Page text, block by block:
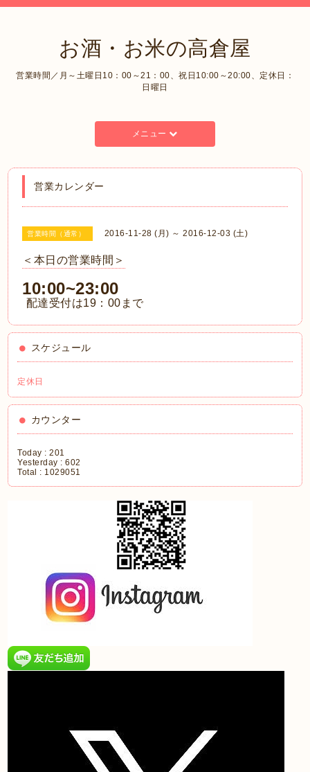
お酒・お米の高倉屋
営業時間／月～土曜日10：00～21：00、祝日10:00～20:00、定休日：
日曜日
メニュー
営業カレンダー
営業時間（通常） 2016-11-28 (月) ～ 2016-12-03 (土)
＜本日の営業時間＞
10:00~23:00
配達受付は19：00まで
スケジュール
定休日
カウンター
Today :201
Yesterday :602
Total : 1029051